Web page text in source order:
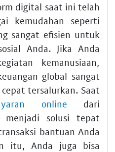
digital saat ini telah
kemudahan seperti
sangat efisien untuk
Anda. Jika Anda
kemanusiaan,
global sangat
tersalurkan. Saat
online dari
menjadi solusi tepat
bantuan Anda
itu, Anda juga bisa